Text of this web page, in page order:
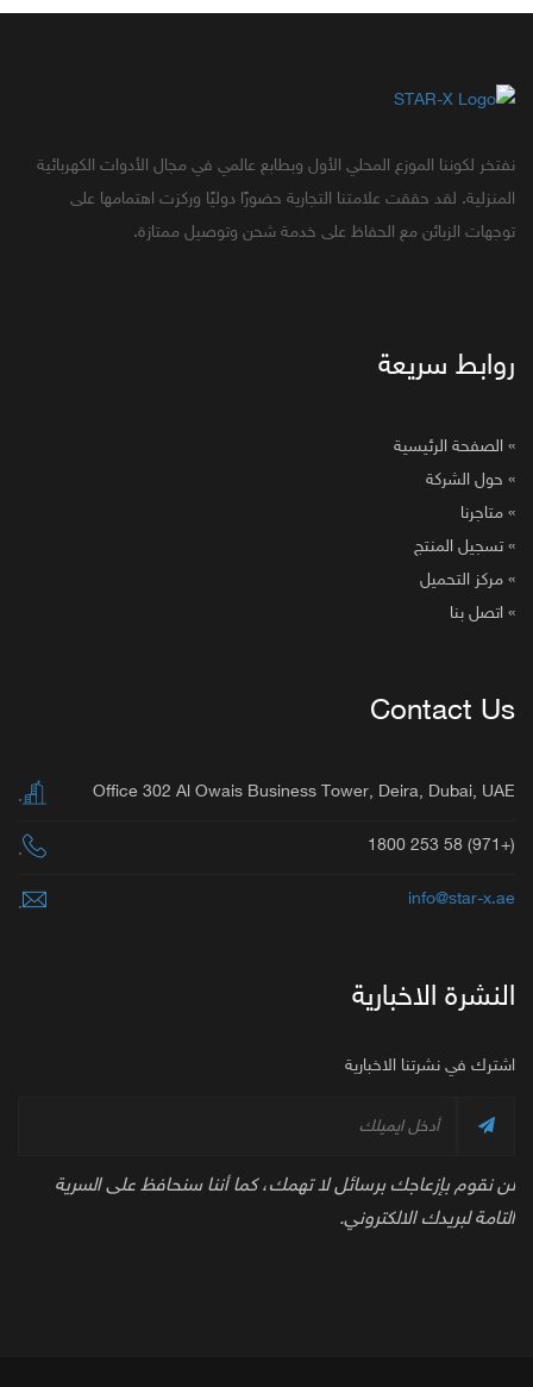
لكوننا الموزع المحلي الأول وبطابع عالمي في مجال الأدوات الكهربائية
لقد حققت علامتنا التجارية حضورًا دوليًا وركزت اهتمامها على
الزبائن مع الحفاظ على خدمة شحن وتوصيل ممتازة.
سريعة
الصفحة الرئيسية
حول الشركة
متاجرنا
تسجيل المنتج
مركز التحميل
اتصل بنا
Contact
Office 302 Al Owais Business Tower, Deira, Dubai,
.
. info@star-
الاخبارية
في نشرتنا الاخبارية
نقوم بإزعاجك برسائل لا تهمك، كما أننا سنحافظ على السرية
لبريدك الالكتروني.